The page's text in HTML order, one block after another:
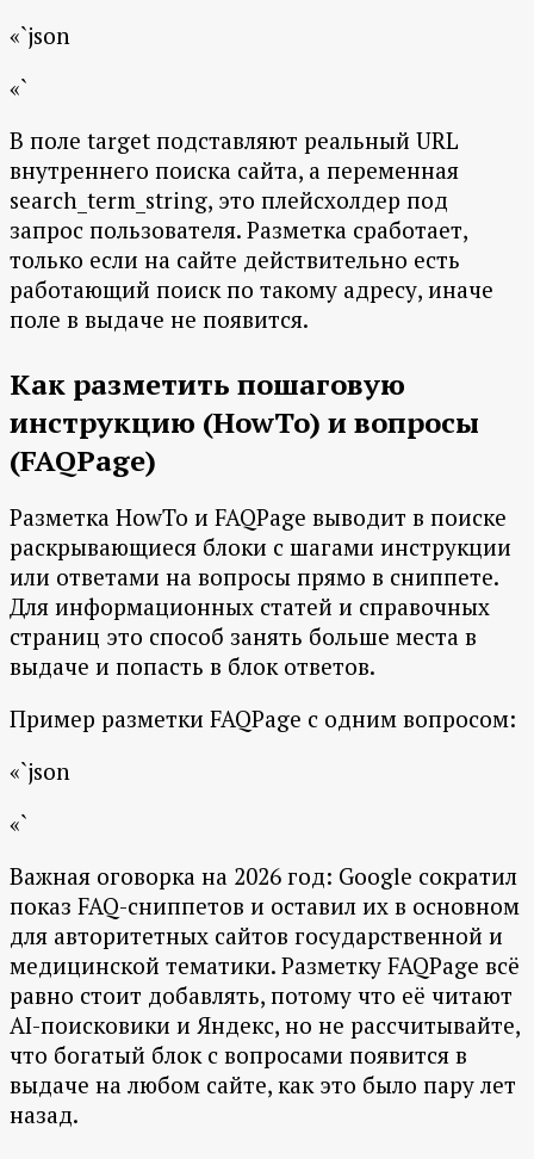
«`json
«`
В поле target подставляют реальный URL
внутреннего поиска сайта, а переменная
search_term_string, это плейсхолдер под
запрос пользователя. Разметка сработает,
только если на сайте действительно есть
работающий поиск по такому адресу, иначе
поле в выдаче не появится.
Как разметить пошаговую
инструкцию (HowTo) и вопросы
(FAQPage)
Разметка HowTo и FAQPage выводит в поиске
раскрывающиеся блоки с шагами инструкции
или ответами на вопросы прямо в сниппете.
Для информационных статей и справочных
страниц это способ занять больше места в
выдаче и попасть в блок ответов.
Пример разметки FAQPage с одним вопросом:
«`json
«`
Важная оговорка на 2026 год: Google сократил
показ FAQ-сниппетов и оставил их в основном
для авторитетных сайтов государственной и
медицинской тематики. Разметку FAQPage всё
равно стоит добавлять, потому что её читают
AI-поисковики и Яндекс, но не рассчитывайте,
что богатый блок с вопросами появится в
выдаче на любом сайте, как это было пару лет
назад.